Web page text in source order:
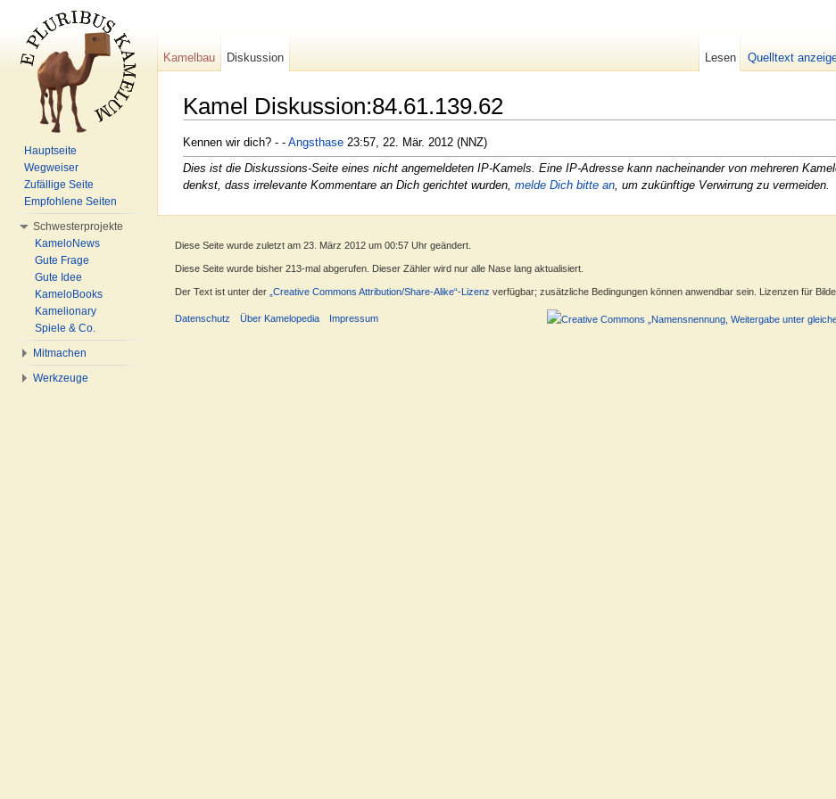
Kamel Diskussion:84.61.139.62
Kennen wir dich? - - Angsthase 23:57, 22. Mär. 2012 (NNZ)
Dies ist die Diskussions-Seite eines nicht angemeldeten IP-Kamels. Eine IP-Adresse kann nacheinander von mehreren
denkst, dass irrelevante Kommentare an Dich gerichtet wurden, melde Dich bitte an , um zukünftige Verwirrung zu vermeiden.
Kamelbau Diskussion Lesen Quelltext
Hauptseite
Wegweiser
Zufällige Seite
Empfohlene Seiten
Schwesterprojekte
KameloNews
Gute Frage
Gute Idee
KameloBooks
Kamelionary
Spiele & Co.
Mitmachen
Werkzeuge
Diese Seite wurde zuletzt am 23. März 2012 um 00:57 Uhr geändert.
Diese Seite wurde bisher 213-mal abgerufen. Dieser Zähler wird nur alle Nase lang aktualisiert.
Der Text ist unter der „Creative Commons Attribution/Share-Alike“-Lizenz verfügbar; zusätzliche Bedingungen können anwendbar sein. Lizenzen für
Datenschutz Über Kamelopedia Impressum